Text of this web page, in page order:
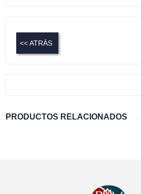
<< ATRÁS
PRODUCTOS RELACIONADOS